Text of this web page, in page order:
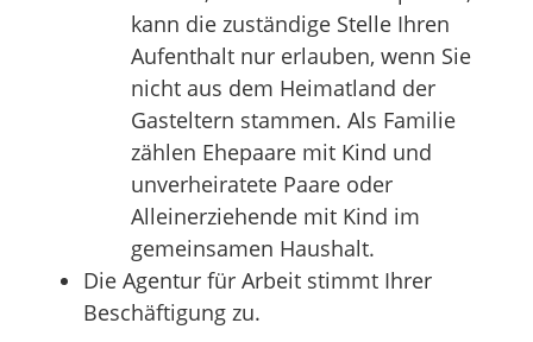
kann die zuständige Stelle Ihren
Aufenthalt nur erlauben, wenn Sie
nicht aus dem Heimatland der
Gasteltern stammen. Als Familie
zählen Ehepaare mit Kind und
unverheiratete Paare oder
Alleinerziehende mit Kind im
gemeinsamen Haushalt.
Die Agentur für Arbeit stimmt Ihrer
Beschäftigung zu.